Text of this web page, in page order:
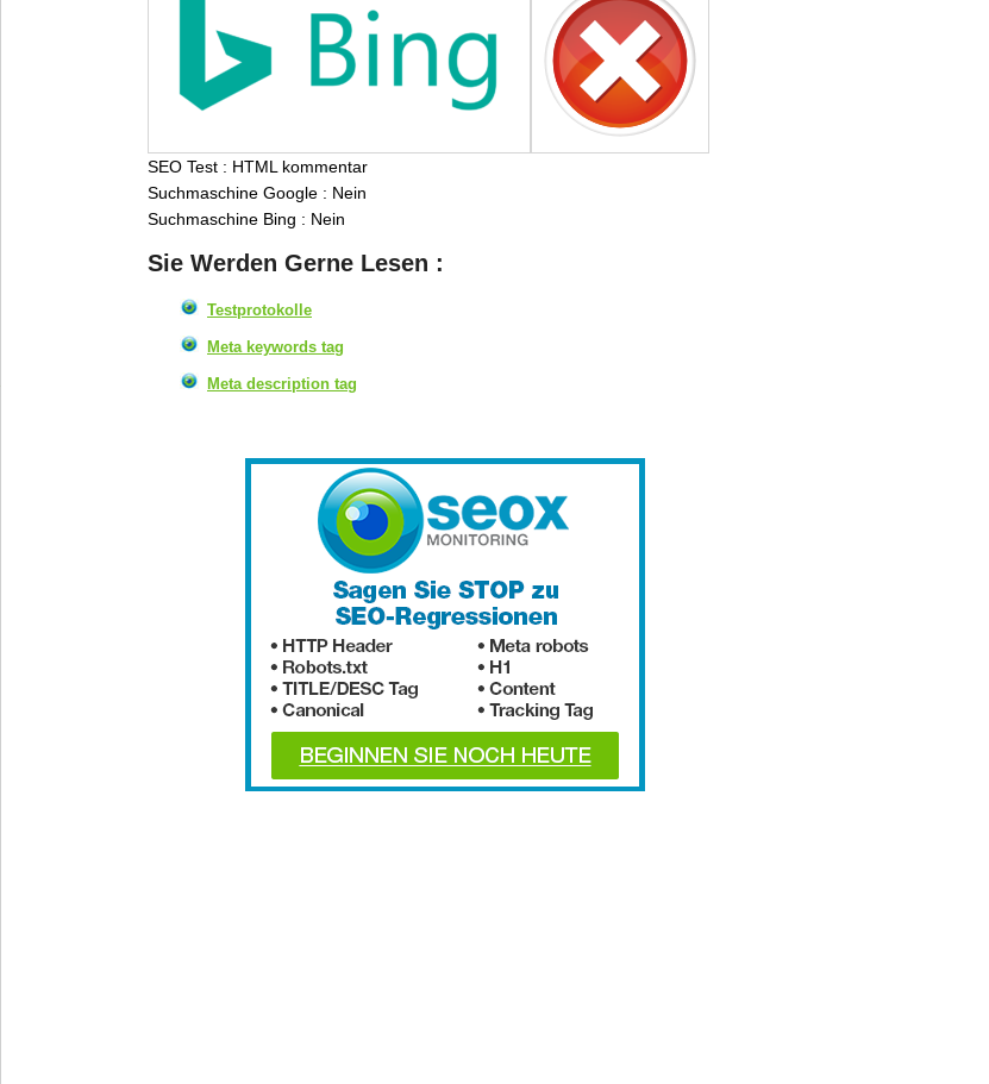
SEO Test : HTML kommentar
Suchmaschine Google : Nein
Suchmaschine Bing : Nein
Sie Werden Gerne Lesen :
Testprotokolle
Meta keywords tag
Meta description tag